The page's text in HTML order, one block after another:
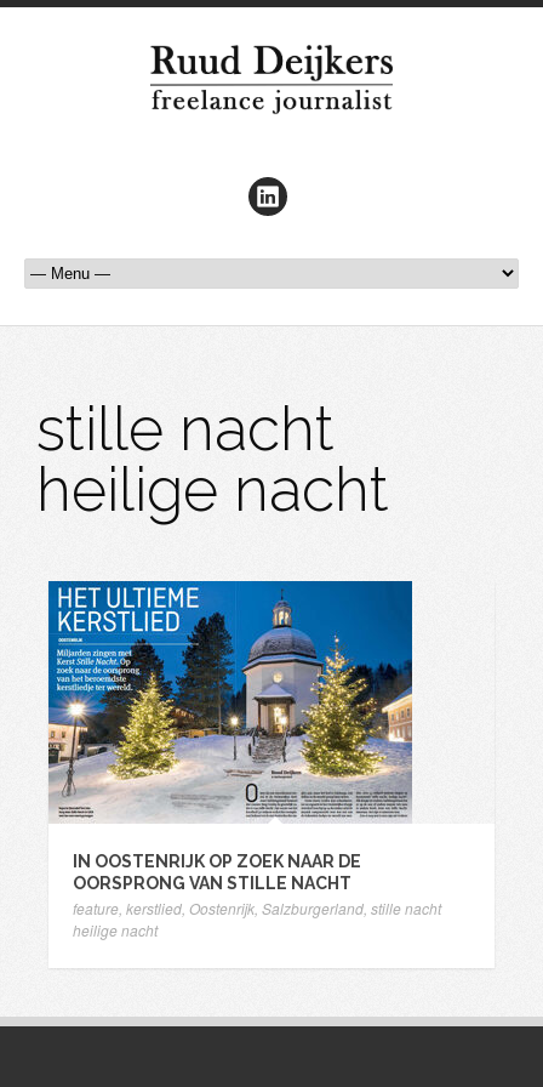
stille nacht
heilige nacht
IN OOSTENRIJK OP ZOEK NAAR DE
OORSPRONG VAN STILLE NACHT
feature kerstlied Oostenrijk Salzburgerland stille nacht
heilige nacht